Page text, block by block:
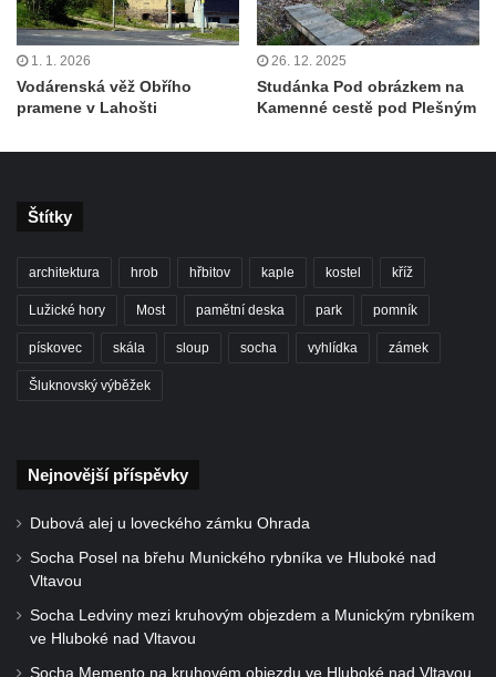
1. 1. 2026
Vodárenská věž Obřího
pramene v Lahošti
26. 12. 2025
Studánka Pod obrázkem na
Kamenné cestě pod Plešným
Štítky
architektura hrob hřbitov kaple kostel kříž
Lužické hory Most pamětní deska park pomník
pískovec skála sloup socha vyhlídka zámek
Šluknovský výběžek
Nejnovější příspěvky
Dubová alej u loveckého zámku Ohrada
Socha Posel na břehu Munického rybníka ve Hluboké nad
Vltavou
Socha Ledviny mezi kruhovým objezdem a Munickým rybníkem
ve Hluboké nad Vltavou
Socha Memento na kruhovém objezdu ve Hluboké nad Vltavou